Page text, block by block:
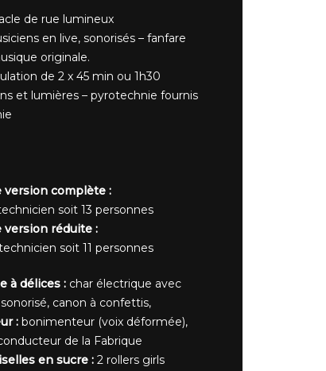
de rue lumineux
en live, sonorisés – fanfare
originale.
de 2 x 45 min ou 1h30
et lumières – pyrotechnie fournis
version complète :
soit 13 personnes
version réduite :
soit 11 personnes
à délices :char électrique avec
canon à confettis,
:bonimenteur (voix déformée),
de la Fabrique
en sucre :2 rollers girls